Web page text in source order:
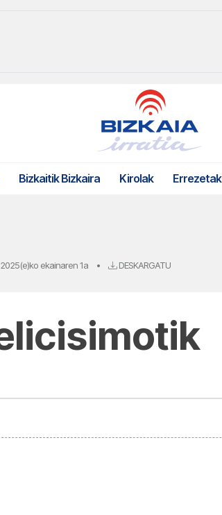
Bizkaitik Bizkaira Kirolak Errezetak
2025(e)ko ekainaren 1a • DESKARGATU